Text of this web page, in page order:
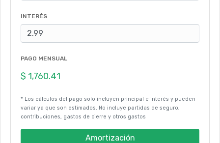
INTERÉS
PAGO MENSUAL
* Los cálculos del pago solo incluyen principal e interés y pueden
variar ya que son estimados. No incluye partidas de seguro,
contribuciones, gastos de cierre y otros gastos
Amortización